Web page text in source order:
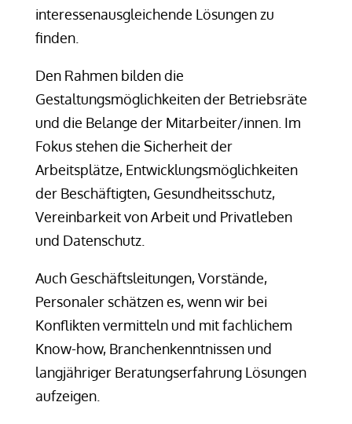
interessenausgleichende Lösungen zu
finden.
Den Rahmen bilden die
Gestaltungsmöglichkeiten der Betriebsräte
und die Belange der Mitarbeiter/innen. Im
Fokus stehen die Sicherheit der
Arbeitsplätze, Entwicklungsmöglichkeiten
der Beschäftigten, Gesundheitsschutz,
Vereinbarkeit von Arbeit und Privatleben
und Datenschutz.
Auch Geschäftsleitungen, Vorstände,
Personaler schätzen es, wenn wir bei
Konflikten vermitteln und mit fachlichem
Know-how, Branchenkenntnissen und
langjähriger Beratungserfahrung Lösungen
aufzeigen.